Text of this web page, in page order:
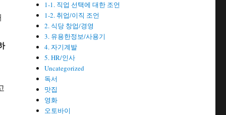
1-1. 직업 선택에 대한 조언
1-2. 취업/이직 조언
2. 식당 창업/경영
3. 유용한정보/사용기
4. 자기계발
5. HR/인사
Uncategorized
독서
맛집
영화
오토바이